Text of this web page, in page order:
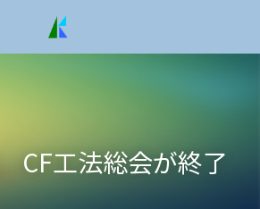
CF工法総会が終了